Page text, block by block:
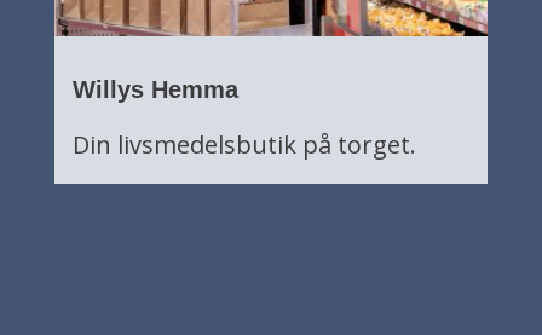
Willys Hemma
Din livsmedelsbutik på torget.